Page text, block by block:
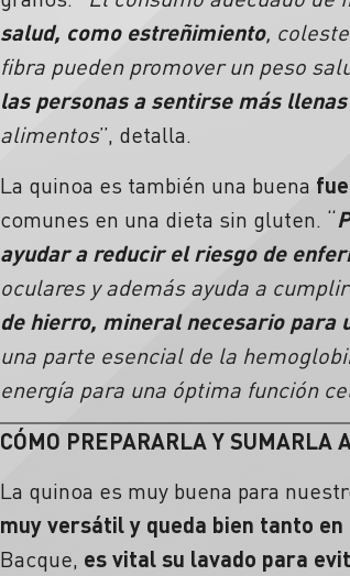
salud, como estreñimiento,
fibra pueden promover un peso
las personas a sentirse más
alimentos”, detalla.
La quinoa es también una buena
comunes en una dieta sin gluten. “
ayudar a reducir el riesgo de
oculares y además ayuda a
de hierro, mineral necesario para
una parte esencial de la
energía para una óptima función
CÓMO PREPARARLA Y SUMARLA
La quinoa es muy buena para
muy versátil y queda bien tanto
Bacque, es vital su lavado para